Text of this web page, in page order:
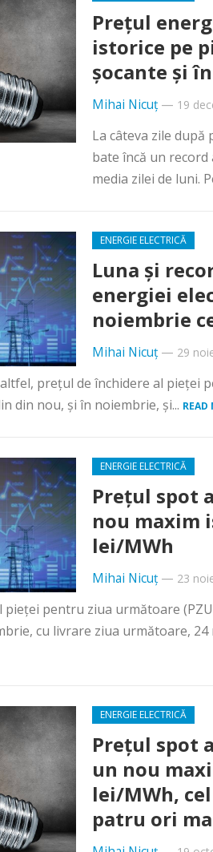
Prețul
istorice pe
șocante și
Mihai Nicuț— 19
La câteva zile
bate încă un record
media zilei de luni.
ENERGIE ELECTRICĂ
Luna și
energiei
noiembrie
Mihai Nicuț— 29
prețul de închidere al pieței
din nou, și în noiembrie, și... READ
ENERGIE ELECTRICĂ
Prețul spot
nou maxim
lei/MWh
Mihai Nicuț— 23
pieței pentru ziua următoare
cu livrare ziua următoare,
ENERGIE ELECTRICĂ
Prețul spot
un nou
lei/MWh,
patru ori